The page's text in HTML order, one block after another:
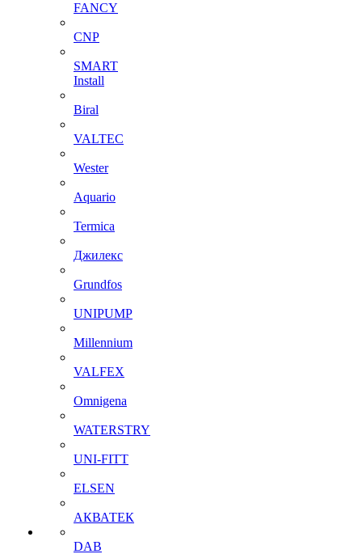
FANCY
CNP
SMART
Install
Biral
VALTEC
Wester
Aquario
Termica
Джилекс
Grundfos
UNIPUMP
Millennium
VALFEX
Omnigena
WATERSTRY
UNI-FITT
ELSEN
АКВАТЕК
DAB